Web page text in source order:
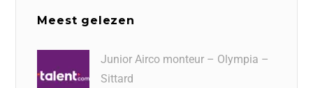
Meest gelezen
Junior Airco monteur – Olympia –
Sittard